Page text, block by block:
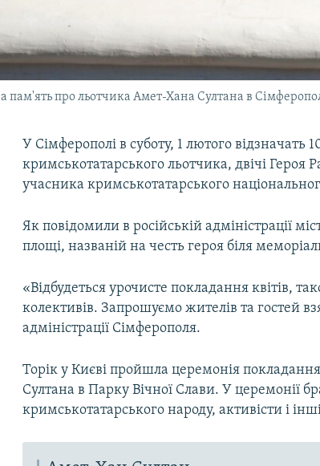
пам'ять про льотчика Амет-Хана Султана в
У Сімферополі в суботу, 1 лютого відзначать
кримськотатарського льотчика, двічі Героя
учасника кримськотатарського
Як повідомили в російській адміністрації
площі, названій на честь героя біля
«Відбудеться урочисте покладання квітів,
колективів. Запрошуємо жителів та гостей
адміністрації Сімферополя.
Торік у Києві пройшла церемонія
Султана в Парку Вічної Слави. У церемонії
кримськотатарського народу, активісти і